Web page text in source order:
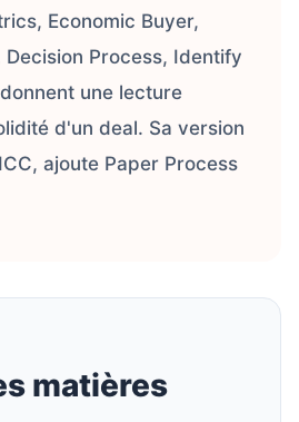
Economic Buyer,
Process, Identify
une lecture
d'un deal. Sa version
ajoute Paper Process
matières